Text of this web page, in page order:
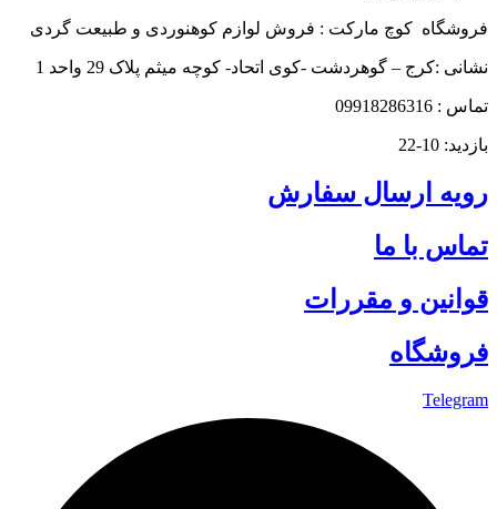
فروشگاه کوچ مارکت : فروش لوازم کوهنوردی و طبیعت گردی
نشانی :کرج – گوهردشت -کوی اتحاد- کوچه میثم پلاک 29 واحد 1
تماس : 09918286316
بازدید: 10-22
رویه ارسال سفارش
تماس با ما
قوانین و مقررات
فروشگاه
Telegram